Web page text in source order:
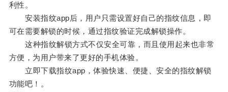
利性。
安装指纹app后，用户只需设置好自己的指纹信息，即
可在需要解锁的时候，通过指纹验证完成解锁操作。
这种指纹解锁方式不仅安全可靠，而且使用起来也非常
方便，为用户带来了更好的手机体验。
立即下载指纹app，体验快速、便捷、安全的指纹解锁
功能吧！。